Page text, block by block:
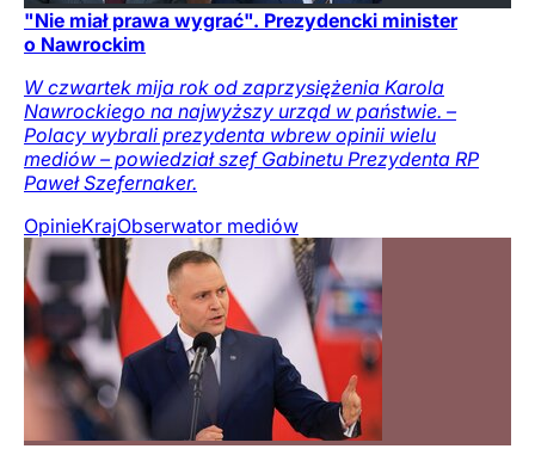
"Nie miał prawa wygrać". Prezydencki minister
o Nawrockim
W czwartek mija rok od zaprzysiężenia Karola
Nawrockiego na najwyższy urząd w państwie. –
Polacy wybrali prezydenta wbrew opinii wielu
mediów – powiedział szef Gabinetu Prezydenta RP
Paweł Szefernaker.
OpinieKrajObserwator mediów